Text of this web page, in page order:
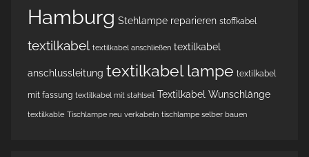
Hamburg Stehlampe reparieren stoffkabel
textilkabel textilkabel anschließen textilkabel
anschlussleitung textilkabel lampe textilkabel
mit fassung textilkabel mit stahlseil Textilkabel Wunschlänge
textilkable Tischlampe neu verkabeln tischlampe selber bauen